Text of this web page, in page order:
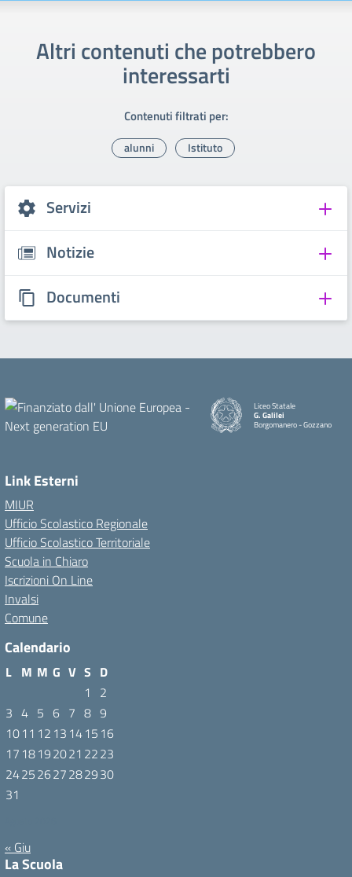
Altri contenuti che potrebbero
interessarti
Contenuti filtrati per:
alunni Istituto
Servizi
Notizie
Documenti
Liceo Statale
G. Galilei
Borgomanero - Gozzano
Link Esterni
MIUR
Ufficio Scolastico Regionale
Ufficio Scolastico Territoriale
Scuola in Chiaro
Iscrizioni On Line
Invalsi
Comune
Calendario
L M M G V S D
1
2
3 4 5 6 7 8 9
1011 12 13 1415 16
17 18192021 2223
24252627282930
31
« Giu
La Scuola